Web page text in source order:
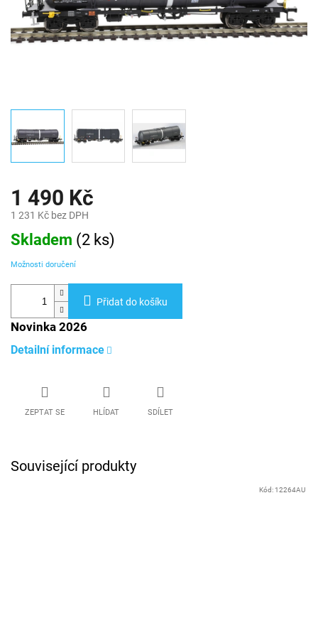
1 490 Kč
1 231 Kč bez DPH
Měrná
cena:
Skladem (2 ks)
Možnosti doručení
Přidat do košíku
Novinka 2026
Detailní informace
ZEPTAT SE HLÍDAT SDÍLET
Související produkty
Kód: 12264AU